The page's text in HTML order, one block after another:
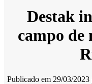
Destak
campo de
Publicado em 29/03/2023